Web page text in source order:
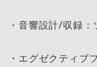
・音響設計/収録：
・エグゼクティブ